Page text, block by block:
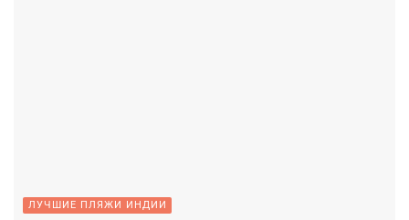
ЛУЧШИЕ ПЛЯЖИ ИНДИИ